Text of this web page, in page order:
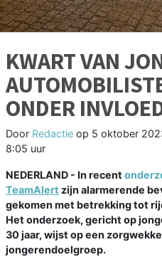
KWART VAN
ONDER
Door Redactie op 5 oktober
8:05 uur
NEDERLAND - In recent
TeamAlert zijn alarmerende
gekomen met betrekking tot
Het onderzoek, gericht op
30 jaar, wijst op een
jongerendoelgroep.